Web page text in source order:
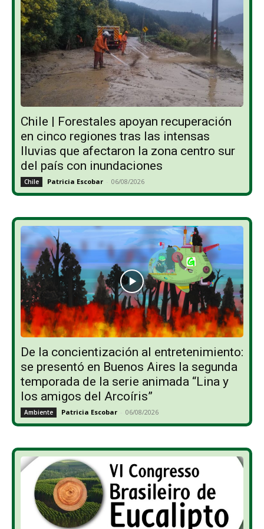
Chile | Forestales apoyan recuperación
en cinco regiones tras las intensas
lluvias que afectaron la zona centro sur
del país con inundaciones
Chile Patricia Escobar - 06/08/2026
De la concientización al entretenimiento:
se presentó en Buenos Aires la segunda
temporada de la serie animada “Lina y
los amigos del Arcoíris”
Ambiente Patricia Escobar - 06/08/2026